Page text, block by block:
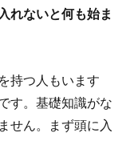
れないと何も始ま
持つ人もいます
す。基礎知識がな
せん。まず頭に入